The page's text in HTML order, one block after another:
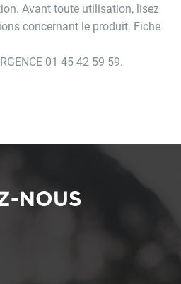
Avant toute utilisation, lisez
concernant le produit. Fiche
01 45 42 59 59.
NOUS